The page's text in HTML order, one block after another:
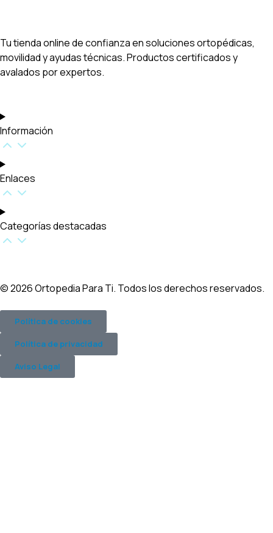
Tu tienda online de confianza en soluciones ortopédicas,
movilidad y ayudas técnicas. Productos certificados y
avalados por expertos.
Información
Enlaces
Categorías destacadas​
© 2026 Ortopedia Para Ti. Todos los derechos reservados.
Política de cookies
Política de privacidad
Aviso Legal